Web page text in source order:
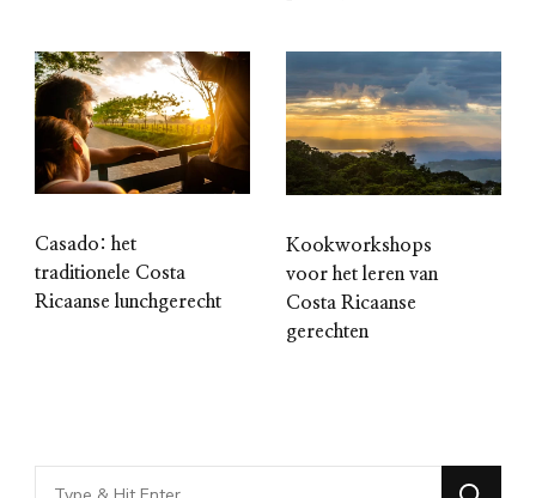
Casado: het
traditionele Costa
Ricaanse lunchgerecht
Kookworkshops
voor het leren van
Costa Ricaanse
gerechten
Looking